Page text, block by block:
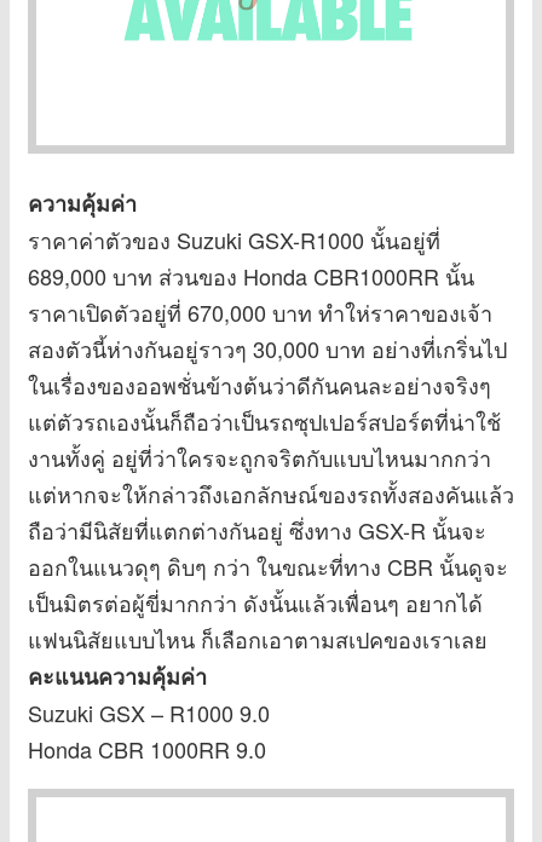
ความคุ้มค่า
ราคาค่าตัวของ Suzuki GSX-R1000 นั้นอยู่ที่
689,000 บาท ส่วนของ Honda CBR1000RR นั้น
ราคาเปิดตัวอยู่ที่ 670,000 บาท ทำให่ราคาของเจ้า
สองตัวนี้ห่างกันอยู่ราวๆ 30,000 บาท อย่างที่เกริ่นไป
ในเรื่องของออพชั่นข้างต้นว่าดีกันคนละอย่างจริงๆ
แต่ตัวรถเองนั้นก็ถือว่าเป็นรถซุปเปอร์สปอร์ตที่น่าใช้
งานทั้งคู่ อยู่ที่ว่าใครจะถูกจริตกับแบบไหนมากกว่า
แต่หากจะให้กล่าวถึงเอกลักษณ์ของรถทั้งสองคันแล้ว
ถือว่ามีนิสัยที่แตกต่างกันอยู่ ซึ่งทาง GSX-R นั้นจะ
ออกในแนวดุๆ ดิบๆ กว่า ในขณะที่ทาง CBR นั้นดูจะ
เป็นมิตรต่อผู้ขี่มากกว่า ดังนั้นแล้วเพื่อนๆ อยากได้
แฟนนิสัยแบบไหน ก็เลือกเอาตามสเปคของเราเลย
คะแนนความคุ้มค่า
Suzuki GSX – R1000 9.0
Honda CBR 1000RR 9.0